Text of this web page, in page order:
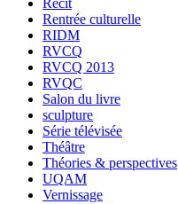
Récit
Rentrée culturelle
RIDM
RVCQ
RVCQ 2013
RVQC
Salon du livre
sculpture
Série télévisée
Théâtre
Théories & perspectives
UQAM
Vernissage